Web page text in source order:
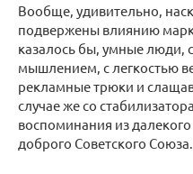
Вообще, удивительно,
подвержены влиянию
казалось бы, умные люди,
мышлением, с легкостью
рекламные трюки и
случае же со
воспоминания из
доброго Советского Союза.